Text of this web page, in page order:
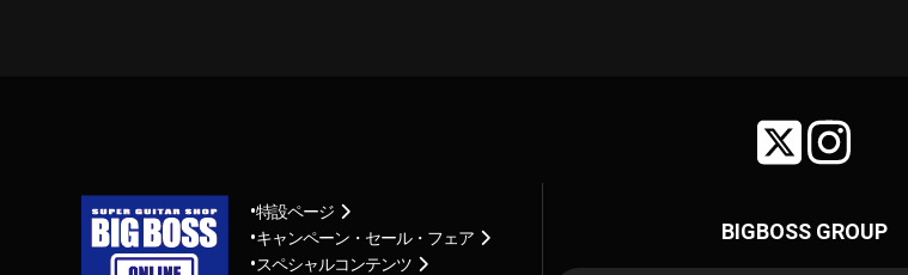
特設ページ
キャンペーン・セール・フェア
スペシャルコンテンツ
BIGBOSS GROUP